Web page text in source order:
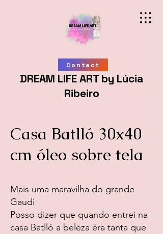
Contact
DREAM LIFE ART by Lúcia
Ribeiro
Casa Batlló 30x40
cm óleo sobre tela
Mais uma maravilha do grande
Gaudi
Posso dizer que quando entrei na
casa Batlló a beleza éra tanta que